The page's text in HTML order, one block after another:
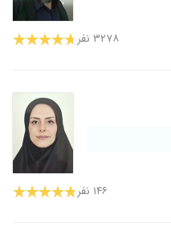
۳۲۷۸ نفر
۱۴۶ نفر